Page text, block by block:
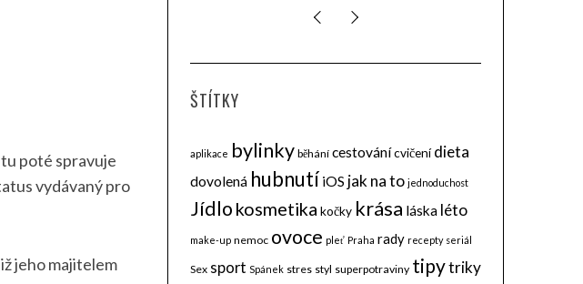
poté spravuje
vydávaný pro
jeho majitelem
ŠTÍTKY
aplikace bylinky běhání cestovánícvičení dieta
dovolená hubnutí iOS jak na to jednoduchost
Jídlo kosmetika kočky krása láska léto
make-up nemoc ovoce pleť Praha rady recepty seriál
Sex sport Spánek stres styl superpotraviny tipytriky